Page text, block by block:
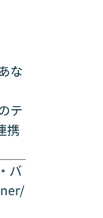
な
テ
携
バ